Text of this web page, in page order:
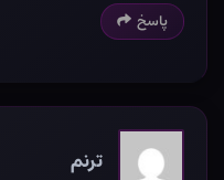
پاسخ
ترنم